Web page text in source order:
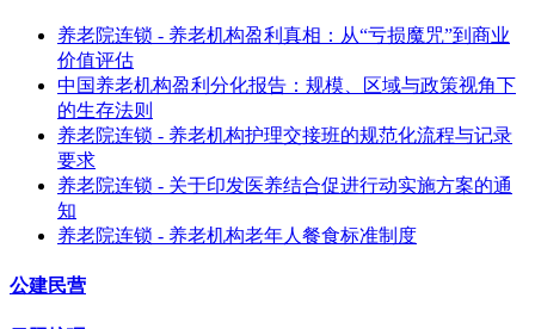
养老院连锁 - 养老机构盈利真相：从“亏损魔咒”到商业
价值评估
中国养老机构盈利分化报告：规模、区域与政策视角下
的生存法则
养老院连锁 - 养老机构护理交接班的规范化流程与记录
要求
养老院连锁 - 关于印发医养结合促进行动实施方案的通
知
养老院连锁 - 养老机构老年人餐食标准制度
公建民营